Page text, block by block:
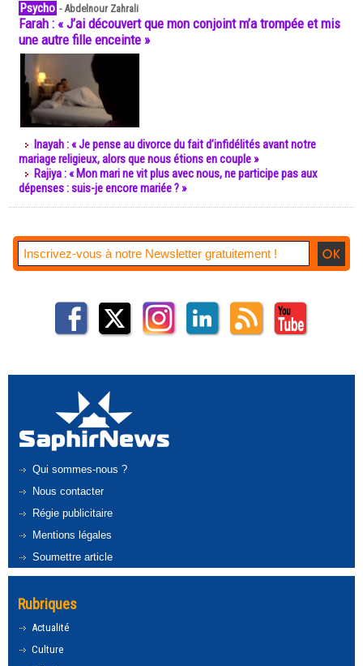
Psycho -Abdelnour Zahrali
Farah : « J’ai découvert que mon conjoint m’a trompée et mis
une autre fille enceinte »
Inayah : « Je pense au divorce du fait d’infidélités avant notre
mariage religieux, alors que nous étions en couple »
Rajiya : « Mon mari ne vit plus avec nous, ne participe pas aux
dépenses : suis-je encore mariée ? »
Qui sommes-nous ?
Nous contacter
Régie publicitaire
Mentions légales
Soumettre article
Rubriques
Actualité
Culture